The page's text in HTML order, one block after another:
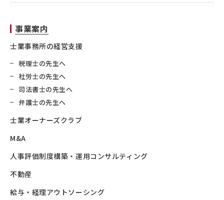
事業案内
士業事務所の経営支援
税理士の先生へ
社労士の先生へ
司法書士の先生へ
弁護士の先生へ
士業オーナーズクラブ
M&A
人事評価制度構築・運用コンサルティング
不動産
給与・経理アウトソーシング